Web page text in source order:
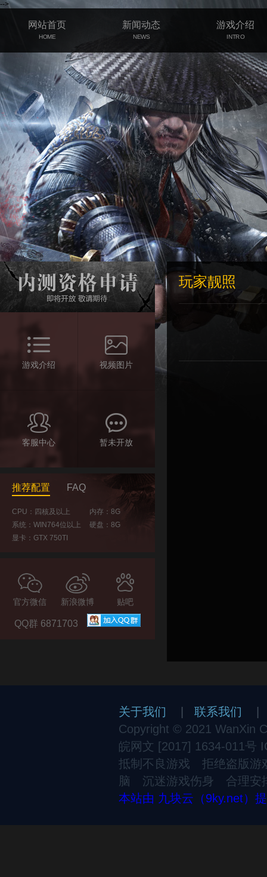
-->
网站首页
HOME
新闻动态
NEWS
游戏介绍
INTRO
游戏介绍 视频图片
客服中心 暂未开放
推荐配置 FAQ
CPU：四核及以上
内存：8G
系统：WIN764位以上
硬盘：8G
显卡：GTX 750TI
官方微信 新浪微博 贴吧
QQ群 6871703
玩家靓照
关于我们 联系我们
Copyright © 2021 WanXin
皖网文 [2017] 1634-011号
抵制不良游戏 拒绝盗版
脑 沉迷游戏伤身 合理安
本站由 九块云（9ky.net）